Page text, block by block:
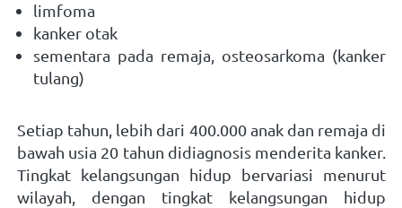
limfoma
kanker otak
sementara pada remaja, osteosarkoma (kanker
tulang)
Setiap tahun, lebih dari 400.000 anak dan remaja di
bawah usia 20 tahun didiagnosis menderita kanker.
Tingkat kelangsungan hidup bervariasi menurut
wilayah, dengan tingkat kelangsungan hidup